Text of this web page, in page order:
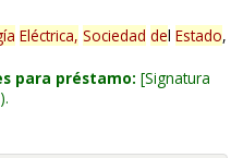
Eléctrica, Sociedad del Estado,
para préstamo: Signatura